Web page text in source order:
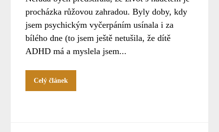
procházka růžovou zahradou. Byly doby, kdy
jsem psychickým vyčerpáním usínala i za
bílého dne (to jsem ještě netušila, že dítě
ADHD má a myslela jsem...
Celý článek